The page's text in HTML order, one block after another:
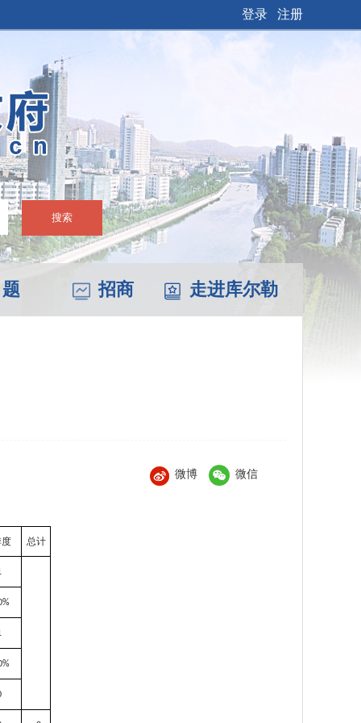
登录 注册
搜索
招商 走进库尔勒
微博 微信
度 总计